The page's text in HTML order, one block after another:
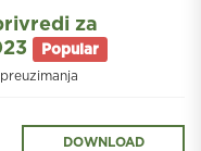
za
Popular
preuzimanja
DOWNLOAD